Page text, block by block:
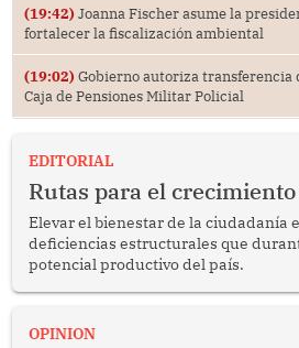
(19:42) Joanna Fischer asume la
fortalecer la fiscalización ambiental
(19:02) Gobierno autoriza transferencia
Caja de Pensiones Militar Policial
EDITORIAL
Rutas para el crecimiento
Elevar el bienestar de la ciudadanía
deficiencias estructurales que
potencial productivo del país.
OPINION